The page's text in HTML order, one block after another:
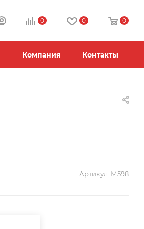
0 0 0
Компания Контакты
Артикул: М598